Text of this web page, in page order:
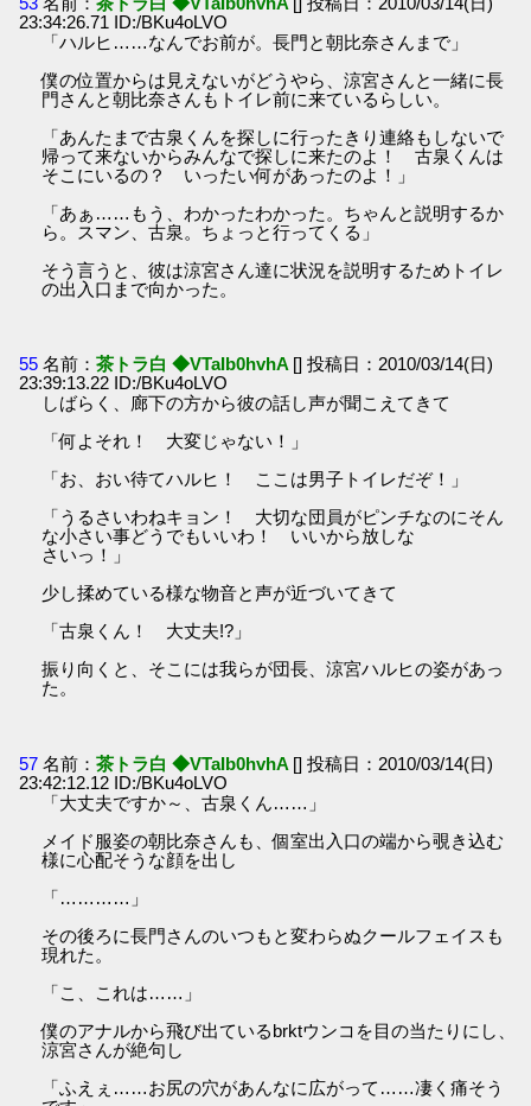
23:34:26.71 ID:/BKu4oLVO
「ハルヒ……なんでお前が。長門と朝比奈さんまで」
僕の位置からは見えないがどうやら、涼宮さんと一緒に長
門さんと朝比奈さんもトイレ前に来ているらしい。
「あんたまで古泉くんを探しに行ったきり連絡もしないで
帰って来ないからみんなで探しに来たのよ！ 古泉くんは
そこにいるの？ いったい何があったのよ！」
「あぁ……もう、わかったわかった。ちゃんと説明するか
ら。スマン、古泉。ちょっと行ってくる」
そう言うと、彼は涼宮さん達に状況を説明するためトイレ
の出入口まで向かった。
55 名前：茶トラ白 ◆VTaIb0hvhA [] 投稿日：2010/03/14(日)
23:39:13.22 ID:/BKu4oLVO
しばらく、廊下の方から彼の話し声が聞こえてきて
「何よそれ！ 大変じゃない！」
「お、おい待てハルヒ！ ここは男子トイレだぞ！」
「うるさいわねキョン！ 大切な団員がピンチなのにそん
な小さい事どうでもいいわ！ いいから放しな
さいっ！」
少し揉めている様な物音と声が近づいてきて
「古泉くん！ 大丈夫!?」
振り向くと、そこには我らが団長、涼宮ハルヒの姿があっ
た。
57 名前：茶トラ白 ◆VTaIb0hvhA [] 投稿日：2010/03/14(日)
23:42:12.12 ID:/BKu4oLVO
「大丈夫ですか～、古泉くん……」
メイド服姿の朝比奈さんも、個室出入口の端から覗き込む
様に心配そうな顔を出し
「…………」
その後ろに長門さんのいつもと変わらぬクールフェイスも
現れた。
「こ、これは……」
僕のアナルから飛び出ているbrktウンコを目の当たりにし、
涼宮さんが絶句し
「ふえぇ……お尻の穴があんなに広がって……凄く痛そう